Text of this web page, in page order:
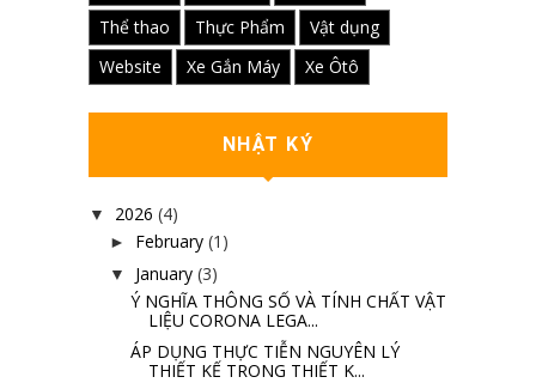
Thể thao
Thực Phẩm
Vật dụng
Website
Xe Gắn Máy Xe Ôtô
NHẬT KÝ
▼ 2026 (4)
► February (1)
▼ January (3)
Ý NGHĨA THÔNG SỐ VÀ TÍNH CHẤT VẬT
LIỆU CORONA LEGA...
ÁP DỤNG THỰC TIỄN NGUYÊN LÝ
THIẾT KẾ TRONG THIẾT K...